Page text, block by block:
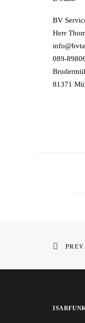
BV
Herr
089-
81371
PREV